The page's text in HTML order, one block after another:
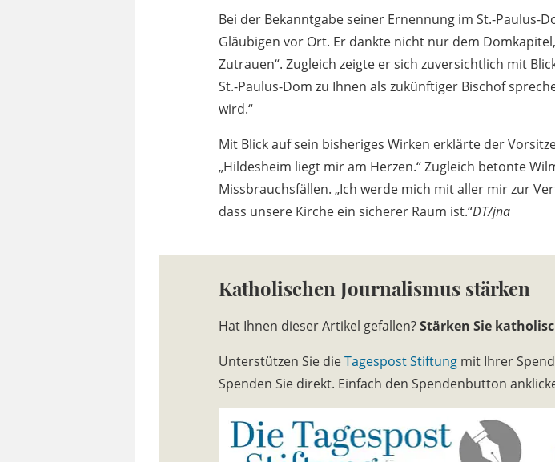
Bei der Bekanntgabe seiner Ernennung im St.-Paulus-
Gläubigen vor Ort. Er dankte nicht nur dem
Zutrauen“. Zugleich zeigte er sich zuversichtlich mit
St.-Paulus-Dom zu Ihnen als zukünftiger Bischof
wird.“
Mit Blick auf sein bisheriges Wirken erklärte der
„Hildesheim liegt mir am Herzen.“ Zugleich betonte
Missbrauchsfällen. „Ich werde mich mit aller mir zur
dass unsere Kirche ein sicherer Raum ist.“DT/jna
Katholischen Journalismus stärken
Hat Ihnen dieser Artikel gefallen?Stärken Sie
Unterstützen Sie dieTagespost Stiftung mit Ihrer
Spenden Sie direkt. Einfach den Spendenbutton